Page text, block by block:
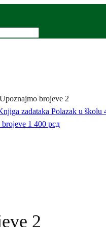
Upoznajmo brojeve 2
zadataka Polazak u školu
1 400 рсд
2